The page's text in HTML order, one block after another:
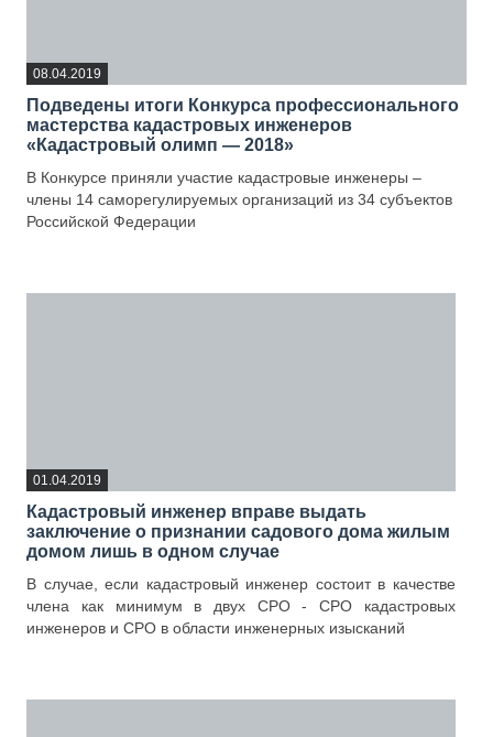
08.04.2019
Подведены итоги Конкурса профессионального
мастерства кадастровых инженеров
«Кадастровый олимп — 2018»
В Конкурсе приняли участие кадастровые инженеры –
члены 14 саморегулируемых организаций из 34 субъектов
Российской Федерации
01.04.2019
Кадастровый инженер вправе выдать
заключение о признании садового дома жилым
домом лишь в одном случае
В случае, если кадастровый инженер состоит в качестве
члена как минимум в двух СРО - СРО кадастровых
инженеров и СРО в области инженерных изысканий